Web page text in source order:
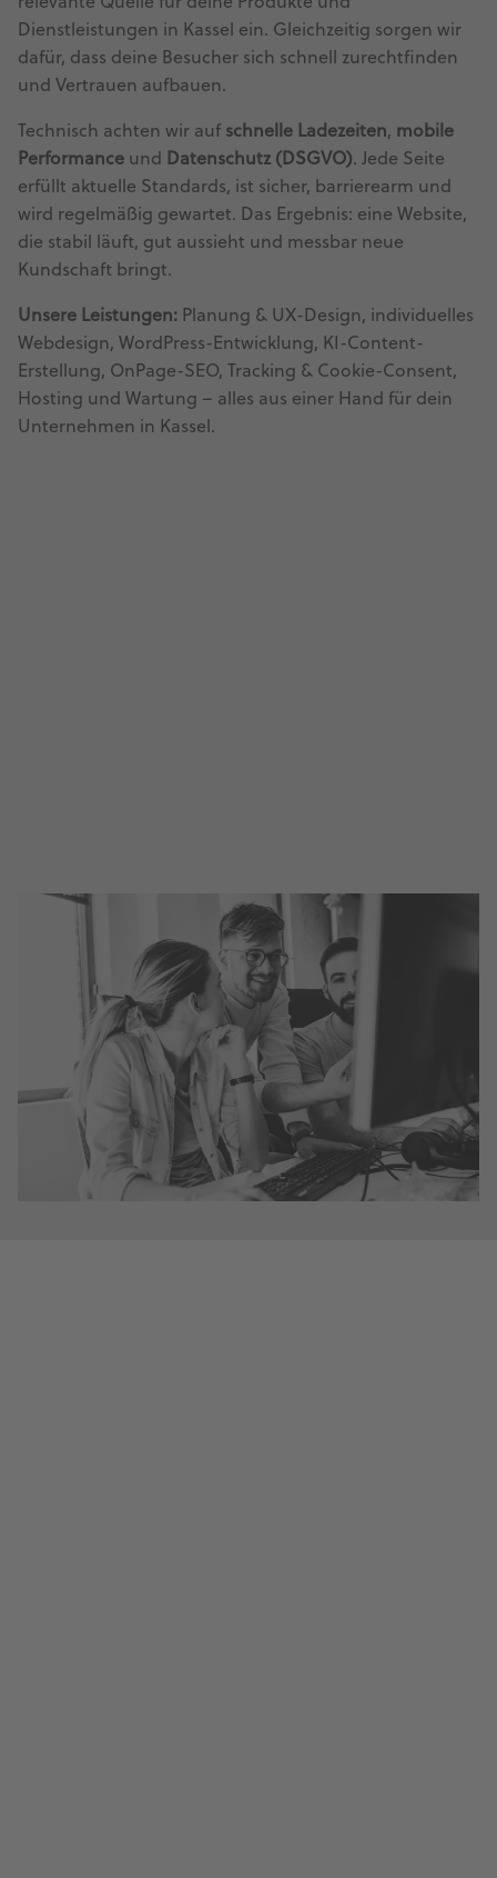
Dienstleistungen in Kassel ein. Gleichzeitig sorgen wir
dafür, dass deine Besucher sich schnell zurechtfinden
und Vertrauen aufbauen.
Technisch achten wir auf schnelle Ladezeiten, mobile
Performance und Datenschutz (DSGVO). Jede Seite
erfüllt aktuelle Standards, ist sicher, barrierearm und
wird regelmäßig gewartet. Das Ergebnis: eine Website,
die stabil läuft, gut aussieht und messbar neue
Kundschaft bringt.
Unsere Leistungen: Planung & UX-Design, individuelles
Webdesign, WordPress-Entwicklung, KI-Content-
Erstellung, OnPage-SEO, Tracking & Cookie-Consent,
Hosting und Wartung – alles aus einer Hand für dein
Unternehmen in Kassel.